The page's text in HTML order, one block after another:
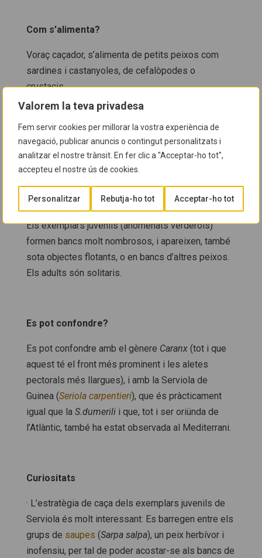
Valorem la teva privadesa
Fem servir cookies per millorar la vostra experiència de
navegació, publicar anuncis o contingut personalitzats i
analitzar el nostre trànsit. En fer clic a "Acceptar-ho tot",
accepteu el nostre ús de cookies.
Personalitzar Rebutja-ho tot Acceptar-ho tot
Com s’alimenta?
Voraç caçador, s’alimenta de petits peixos com
sardines i castanyoles, de cefalòpodes o
crustacis.
Com es reprodueix?
Es reprodueix a finals de l’estiu. Els ous són
pelàgics, i els alevins, que s’anomenen
col·loquialment fulles d’olivera, es poden trobar
sota la protecció d’objectes flotants o de meduses.
Els exemplars juvenils (anomenats verderols)
formen bancs molt nombrosos, i apareixen, també
sota objectes flotants, o en bancs d’altres peixos.
Els adults són solitaris.
Es pot confondre?
Es pot confondre amb el gènere Caranx(tot i que
aquest té el front més prominent i les aletes
pectorals més llargues), i amb la Serviola de
Guinea (Seriola carpentieri), que és pràcticament
igual que la S.dumerilii que, tot i ser oriünda de
l’Atlàntic, també ha estat observada al Mediterrani.
Curiositats
· L’estratègia de caça dels exemplars juvenils de
Serviola és molt interessant: Es barregen entre els
grups de saupes (Sarpa salpa), un peix herbívor i
inofensiu, per tal de poder acostar-se als bancs de